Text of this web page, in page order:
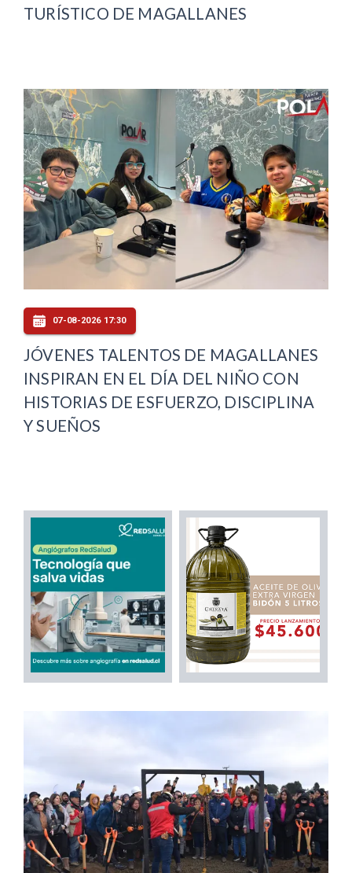
TURÍSTICO DE MAGALLANES
07-08-2026 17:30
JÓVENES TALENTOS DE MAGALLANES
INSPIRAN EN EL DÍA DEL NIÑO CON
HISTORIAS DE ESFUERZO, DISCIPLINA
Y SUEÑOS